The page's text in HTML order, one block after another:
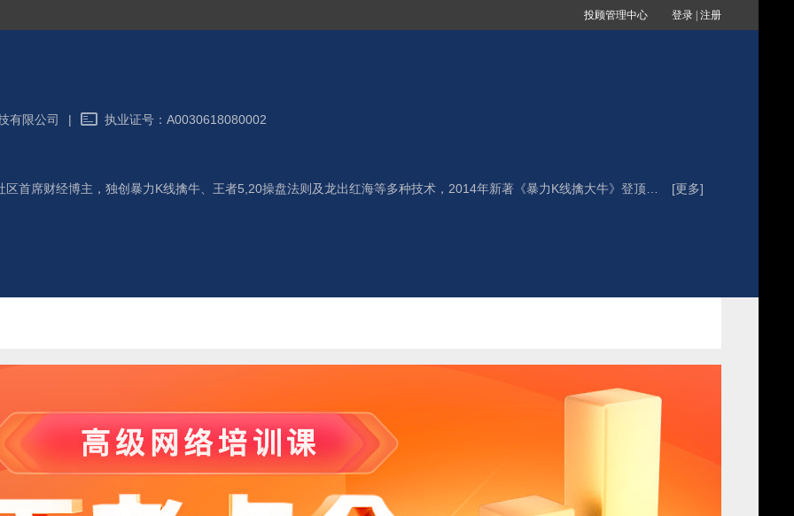
登录 注册
投顾管理中心
有限公司 | 执业证号： A0030618080002
[更多]